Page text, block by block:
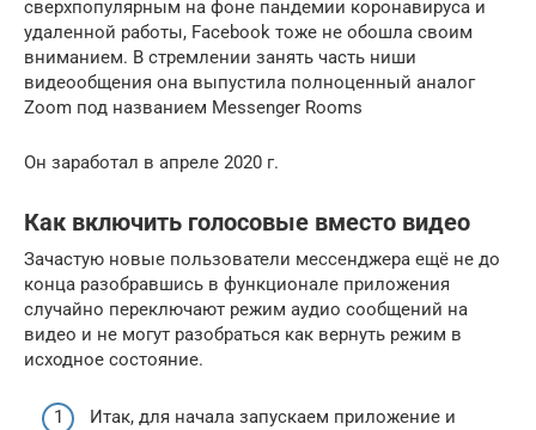
сверхпопулярным на фоне пандемии коронавируса и
удаленной работы, Facebook тоже не обошла своим
вниманием. В стремлении занять часть ниши
видеообщения она выпустила полноценный аналог
Zoom под названием Messenger Rooms
Он заработал в апреле 2020 г.
Как включить голосовые вместо видео
Зачастую новые пользователи мессенджера ещё не до
конца разобравшись в функционале приложения
случайно переключают режим аудио сообщений на
видео и не могут разобраться как вернуть режим в
исходное состояние.
Итак, для начала запускаем приложение и